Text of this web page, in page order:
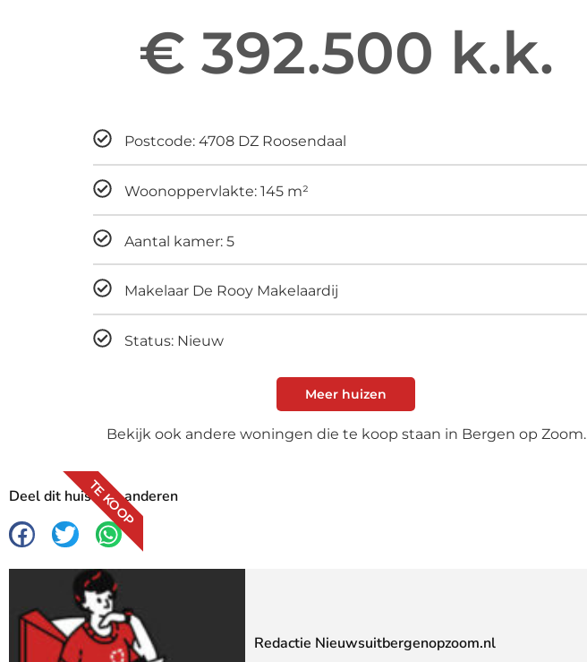
€ 392.500 k.k.
Postcode: 4708 DZ Roosendaal
Woonoppervlakte: 145 m²
Aantal kamer: 5
Makelaar De Rooy Makelaardij
Status: Nieuw
Meer huizen
Bekijk ook andere woningen die te koop staan in Bergen op Zoom.
TE KOOP
Deel dit huis met anderen
Redactie Nieuwsuitbergenopzoom.nl